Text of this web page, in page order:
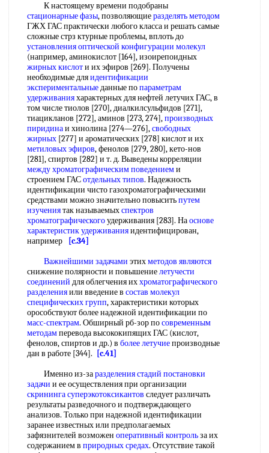
К настоящему времени подобраны
стационарные фазы, позволяющиеразделять методом
ГЖХ ГАС практически любого класса и решать самые
сложные стрз ктурные проблемы, вплоть до
установления оптической конфигурации молекул
(например, аминокислот [164], изоирепоидных
жирных кислоти их эфиров [269]. Получены
необходимые дляидентификации
экспериментальныеданные попараметрам
удерживанияхарактерных для нефтей летучих ГАС, в
том числе тиолов [270], диалкилсульфидов [271],
тиацикланов [272], аминов [273, 274],производных
пиридинаи хинолина [274—276],свободных
жирных [277] и ароматических [278] кислот и их
метиловых эфиров, фенолов [279, 280], кето-нов
[281], спиртов [282] и т. д. Выведены корреляции
между хроматографическим поведениеми
строением ГАСотдельных типов. Надежность
идентификации чисто газохроматографическими
средствами можно значительно повыситьпутем
изучениятак называемыхспектров
хроматографическогоудерживания [283]. Наоснове
характеристик удерживанияидентифицирован,
например
[c.34]
Важнейшими задачами этихметодов являются
снижение полярности и повышениелетучести
соединений для облегчения иххроматографического
разделенияили введение в состав молекул
специфических групп, характеристики которых
орособствуют более надежной идентификации по
масс-спектрам. Обширный рб-зор посовременным
методамперевода высококипящих ГАС (кислот,
фенолов, спиртов и др.) в более летучиепроизводные
дан в работе [344].
[c.41]
Именно из-заразделения стадий постановки
задачи и ее осуществления при организации
скрининга суперэкотоксикантов следует различать
результаты разведочного и подтверждающего
анализов. Только при надежной идентификации
заранее известных или предполагаемых
зафязнителей возможен оперативный контрольза их
содержанием в природных средах. Отсутствие такой